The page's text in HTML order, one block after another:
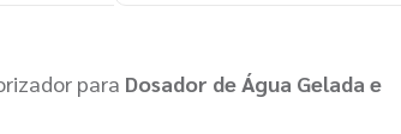
para Dosador de Água Gelada e